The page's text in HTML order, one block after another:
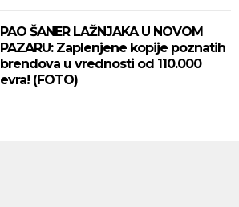
PAO ŠANER LAŽNJAKA U NOVOM
PAZARU: Zaplenjene kopije poznatih
brendova u vrednosti od 110.000
evra! (FOTO)